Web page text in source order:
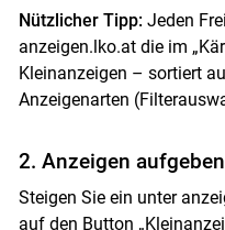
Nützlicher Tipp:Jeden
anzeigen.lko.at die im
Kleinanzeigen – sortiert
Anzeigenarten
2. Anzeigen
Steigen Sie ein unter
auf den Button